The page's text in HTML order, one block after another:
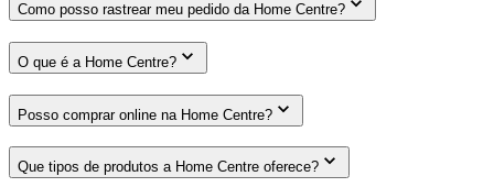
Como posso rastrear meu pedido da Home Centre?
O que é a Home Centre?
Posso comprar online na Home Centre?
Que tipos de produtos a Home Centre oferece?